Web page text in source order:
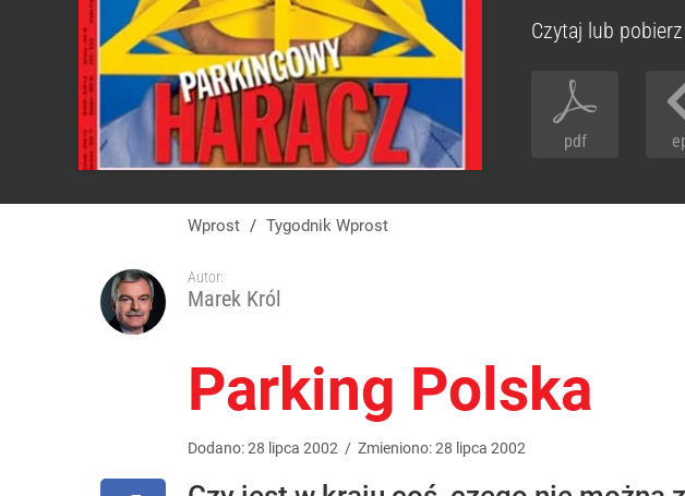
Czytaj lub pobierz
pdf
Wprost / Tygodnik Wprost
Autor:
Marek Król
Parking Polska
Dodano:28 lipca 2002 / Zmieniono:28 lipca 2002